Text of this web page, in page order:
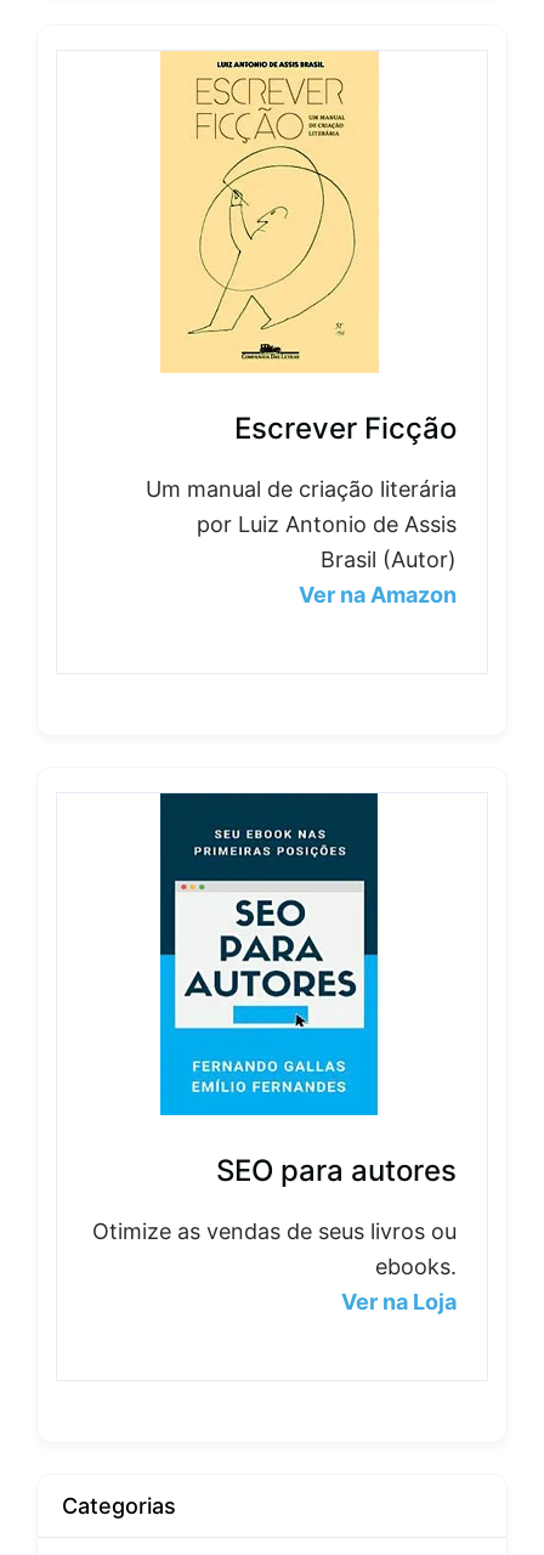
Escrever Ficção
Um manual de criação literária
por Luiz Antonio de Assis
Brasil (Autor)
Ver na Amazon
SEO para autores
Otimize as vendas de seus livros ou
ebooks.
Ver na Loja
Categorias